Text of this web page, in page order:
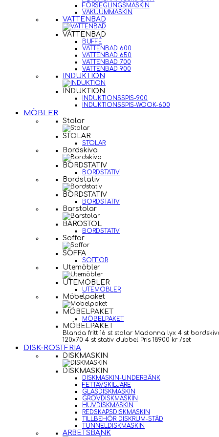
FÖRSEGLINGSMASKIN
VAKUUMMASKIN
VATTENBAD
VATTENBAD
BUFFÉ
VATTENBAD 600
VATTENBAD 650
VATTENBAD 700
VATTENBAD 900
INDUKTION
INDUKTION
INDUKTIONSSPIS-900
INDUKTIONSSPIS-WOOK-600
MÖBLER
Stolar
STOLAR
STOLAR
Bordskiva
BORDSTATIV
BORDSTATIV
Bordstativ
BORDSTATIV
BORDSTATIV
Barstolar
BAROSTOL
BORDSTATIV
Soffor
SOFFA
SOFFOR
Utemöbler
UTEMÖBLER
UTEMÖBLER
Möbelpaket
MÖBELPAKET
MÖBELPAKET
MÖBELPAKET
Blanda fritt 16 st stolar Madonna lyx 4 st
120x70 4 st stativ dubbel Pris 18900 kr /set
DISK-ROSTFRIA
DISKMASKIN
DISKMASKIN
DISKMASKIN-UNDERBÄNK
FETTAVSKILJARE
GLASDISKMASKIN
GROVDISKMASKIN
HUVDISKMASKIN
REDSKAPSDISKMASKIN
TILLBEHÖR DISKRUM-STÄD
TUNNELDISKMASKIN
ARBETSBÄNK